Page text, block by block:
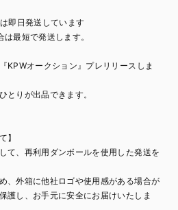
即日発送しています
最短で発送します。
KPWオークション』プレリリースしま
とりが出品できます。
】
て、再利用ダンボールを使用した発送を
、外箱に他社ロゴや使用感がある場合が
護し、お手元に安全にお届けいたしま